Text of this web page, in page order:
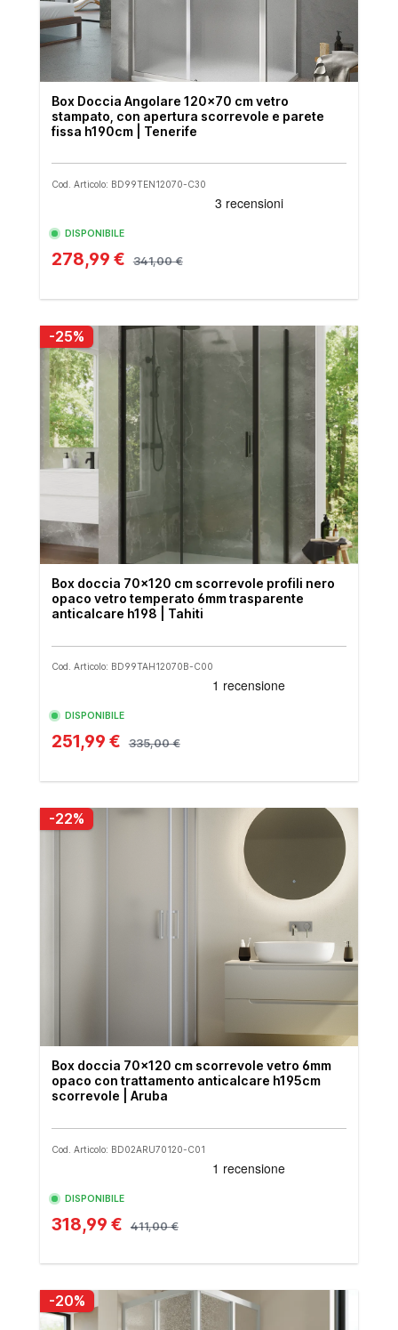
Box Doccia Angolare 120x70 cm vetro
stampato, con apertura scorrevole e parete
fissa h190cm | Tenerife
Cod. Articolo: BD99TEN12070-C30
DISPONIBILE
278,99 € 341,00 €
-25%
Box doccia 70x120 cm scorrevole profili nero
opaco vetro temperato 6mm trasparente
anticalcare h198 | Tahiti
Cod. Articolo: BD99TAH12070B-C00
DISPONIBILE
251,99 € 335,00 €
-22%
Box doccia 70x120 cm scorrevole vetro 6mm
opaco con trattamento anticalcare h195cm
scorrevole | Aruba
Cod. Articolo: BD02ARU70120-C01
DISPONIBILE
318,99 € 411,00 €
-20%